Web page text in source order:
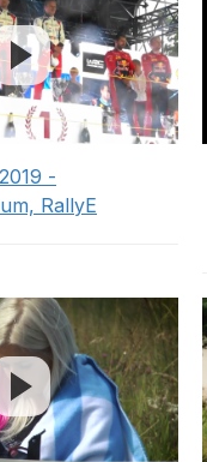
-
RallyE